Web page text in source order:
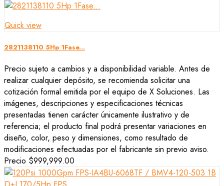
Quick view
2821138110 5Hp 1Fase...
Precio sujeto a cambios y a disponibilidad variable. Antes de
realizar cualquier depósito, se recomienda solicitar una
cotización formal emitida por el equipo de X Soluciones. Las
imágenes, descripciones y especificaciones técnicas
presentadas tienen carácter únicamente ilustrativo y de
referencia; el producto final podrá presentar variaciones en
diseño, color, peso y dimensiones, como resultado de
modificaciones efectuadas por el fabricante sin previo aviso.
Precio $999,999.00